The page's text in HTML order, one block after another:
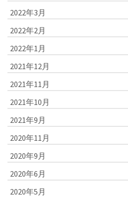
2022年3月
2022年2月
2022年1月
2021年12月
2021年11月
2021年10月
2021年9月
2020年11月
2020年9月
2020年6月
2020年5月